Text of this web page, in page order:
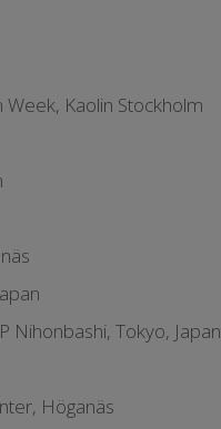
Kaolin Stockholm
Nihonbashi, Tokyo, Japan
Höganäs